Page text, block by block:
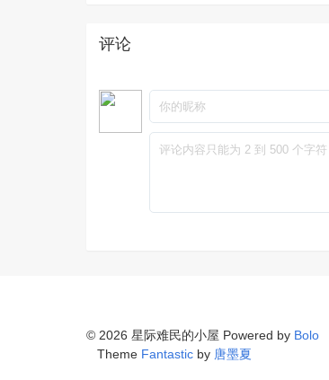
评论
© 2026 星际难民的小屋 Powered by Bolo
Theme Fantastic by 唐墨夏